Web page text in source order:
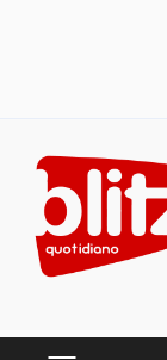
content